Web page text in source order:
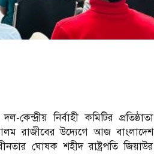
নির্বাহী কমিটির প্রতিষ্ঠাতা
রাজীবের উদ্যেগে আজ বাংলাদেশ
ঘোষক শহীদ রাষ্ট্রপতি জিয়াউর